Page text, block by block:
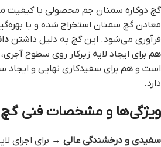
گچ دوکاره سمنان جم محصولی با کیفیت
معادن گچ سمنان استخراج شده و با
فرآوری می‌شود. این گچ به دلیل داشتن
هم برای ایجاد لایه زیرکار روی سطوح
است و هم برای سفیدکاری نهایی و
دارد.
ویژگی‌ها و مشخصات فنی گچ
سفیدی و درخشندگی عالی → برای اجرای